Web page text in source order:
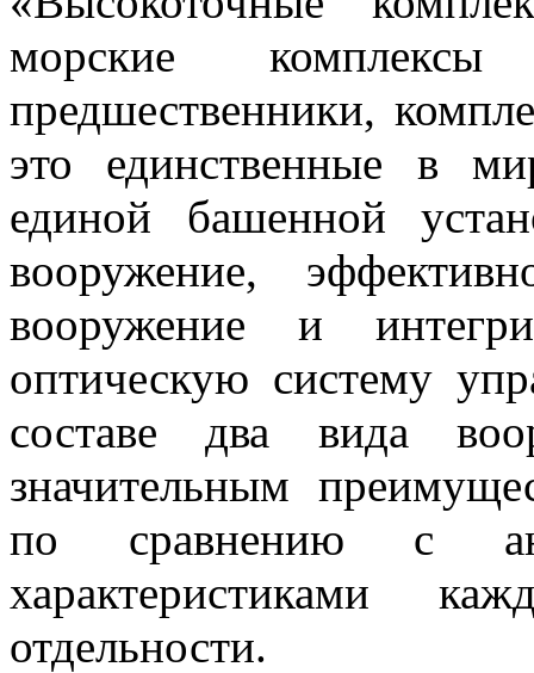
морские
предшественники,
это единственные в
единой башенной
вооружение,
вооружение и
оптическую систему
составе два вида
значительным
по сравнению с
характеристиками
отдельности.